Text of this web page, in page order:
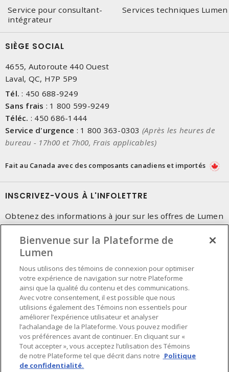
Service pour consultant-
intégrateur
Services techniques Lumen
SIÈGE SOCIAL
4655, Autoroute 440 Ouest
Laval, QC, H7P 5P9
Tél. : 450 688-9249
Sans frais : 1 800 599-9249
Téléc. : 450 686-1444
Service d'urgence : 1 800 363-0303 (Après les heures de
bureau - 17h00 et 7h00, Frais applicables)
Fait au Canada avec des composants canadiens et importés
INSCRIVEZ-VOUS À L'INFOLETTRE
Obtenez des informations à jour sur les offres de Lumen
Préférences en matière de cookies
Bienvenue sur la Plateforme de
Lumen
Nous utilisons des témoins de connexion pour optimiser
votre expérience de navigation sur notre Plateforme
ainsi que la qualité du contenu et des communications.
Avec votre consentement, il est possible que nous
utilisions également des Témoins non essentiels pour
améliorer l’expérience utilisateur et analyser
l’achalandage de la Plateforme. Vous pouvez modifier
vos préférences avant de continuer. En cliquant sur «
Tout accepter », vous acceptez l’utilisation des Témoins
de notre Plateforme tel que décrit dans notre Politique
de confidentialité.